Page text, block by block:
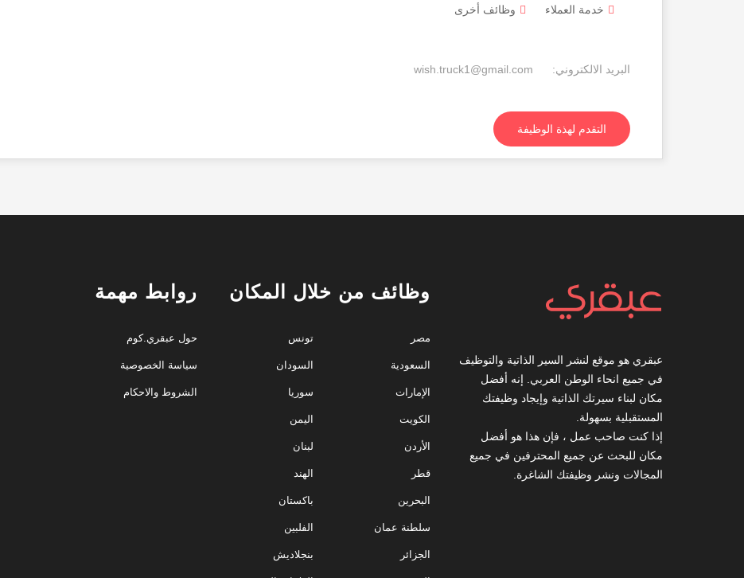
خدمة العملاء وظائف أخرى
البريد الالكتروني: wish.truck1@gmail.com
التقدم لهذة الوظيفة
عبقري هو موقع لنشر السير الذاتية والتوظيف
في جميع انحاء الوطن العربي. إنه أفضل
مكان لبناء سيرتك الذاتية وإيجاد وظيفتك
المستقبلية بسهولة.
إذا كنت صاحب عمل ، فإن هذا هو أفضل
مكان للبحث عن جميع المحترفين في جميع
المجالات ونشر وظيفتك الشاغرة.
وظائف من خلال المكان
مصر
السعودية
الإمارات
الكويت
الأردن
قطر
البحرين
سلطنة عمان
الجزائر
تونس
السودان
سوريا
اليمن
لبنان
الهند
باكستان
الفلبين
بنجلاديش
روابط مهمة
حول عبقري.كوم
سياسة الخصوصية
الشروط والاحكام